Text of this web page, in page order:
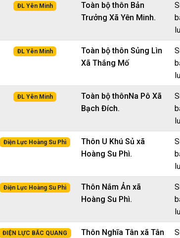
ĐL Yên Minh
Toàn bộ thôn Bản
Trưởng Xã Yên Minh.
ĐL Yên Minh
Toàn bộ thôn Sủng Lìn
Xã Thắng Mố
ĐL Yên Minh
Toàn bộ thônNa Pô Xã
Bạch Đích.
Điện Lực Hoàng Su Phì
Thôn U Khú Sủ xã
Hoàng Su Phì.
Điện Lực Hoàng Su Phì
Thôn Nắm Ản xã
Hoàng Su Phì.
ĐIỆN LỰC BẮC QUANG
Thôn Nghĩa Tân xã Tân